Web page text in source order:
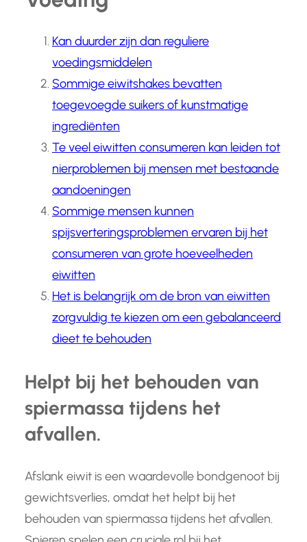
Kan duurder zijn dan reguliere
voedingsmiddelen
Sommige eiwitshakes bevatten
toegevoegde suikers of kunstmatige
ingrediënten
Te veel eiwitten consumeren kan leiden tot
nierproblemen bij mensen met bestaande
aandoeningen
Sommige mensen kunnen
spijsverteringsproblemen ervaren bij het
consumeren van grote hoeveelheden
eiwitten
Het is belangrijk om de bron van eiwitten
zorgvuldig te kiezen om een gebalanceerd
dieet te behouden
Helpt bij het behouden van
spiermassa tijdens het
afvallen.
Afslank eiwit is een waardevolle bondgenoot bij
gewichtsverlies, omdat het helpt bij het
behouden van spiermassa tijdens het afvallen.